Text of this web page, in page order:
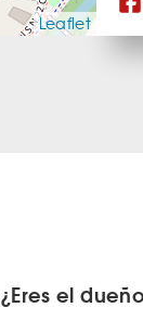
Leaflet
¿Eres el